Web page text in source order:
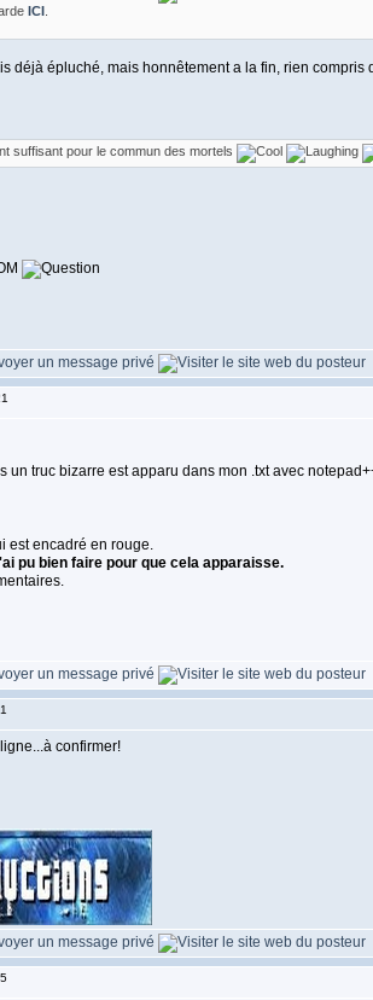
ICI.
déjà épluché, mais honnêtement a la fin, rien
suffisant pour le commun des mortels
un truc bizarre est apparu dans mon .txt avec
est encadré en rouge.
pu bien faire pour que cela apparaisse.
confirmer!